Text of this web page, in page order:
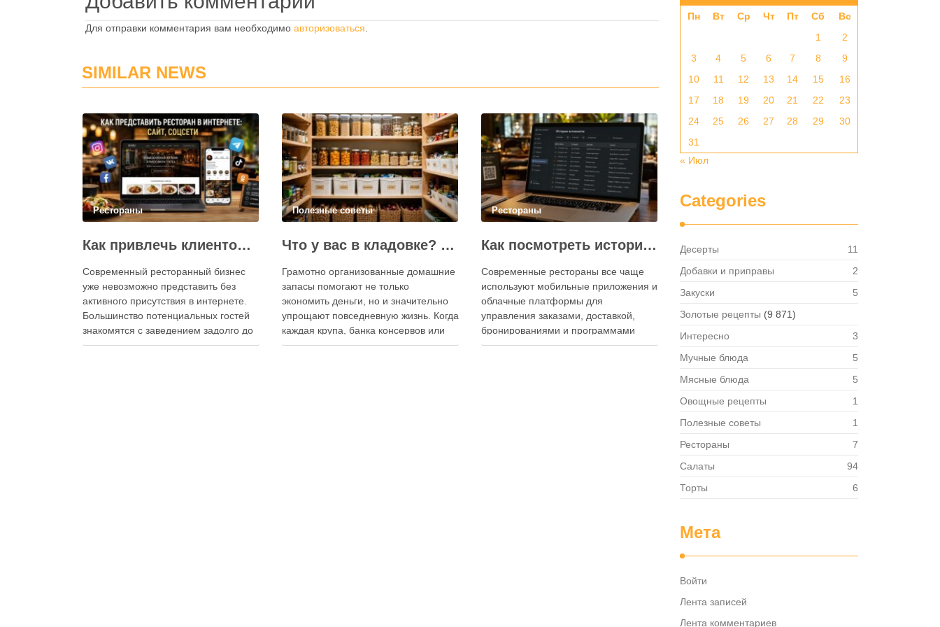
Для отправки комментария вам необходимо авторизоваться
SIMILAR NEWS
Рестораны
Как привлечь клиентов в ресторан через интернет: каким должен быть сайт и как эффективно использовать социальные сети
Современный ресторанный бизнес
уже невозможно представить без
активного присутствия в интернете.
Большинство потенциальных гостей
знакомятся с заведением задолго до
первого визита: изучают сайт,
Полезные советы
Что у вас в кладовке? Секреты эффективного планирования запасов
Грамотно организованные домашние
запасы помогают не только
экономить деньги, но и значительно
упрощают повседневную жизнь. Когда
каждая крупа, банка консервов или
упаковка бытовой химии находятся
Рестораны
Как посмотреть историю активности приложения для ресторана и зачем это нужно бизнесу
Современные рестораны все чаще
используют мобильные приложения и
облачные платформы для
управления заказами, доставкой,
бронированиями и программами
лояльности. Однако многие
Пн Вт Ср Чт Пт Сб
Вс
1
2
3
4 5 6 7 8
9
10
11 12 13 14 15
16
17
18 19 20 21 22
23
24
25 26 27 28 29
30
31
« Июл
Categories
Десерты
11
Добавки и приправы
2
Закуски
5
Золотые рецепты (9 871)
Интересно
3
Мучные блюда
5
Мясные блюда
5
Овощные рецепты
1
Полезные советы
1
Рестораны
7
Салаты
94
Торты
6
Мета
Войти
Лента записей
Лента комментариев